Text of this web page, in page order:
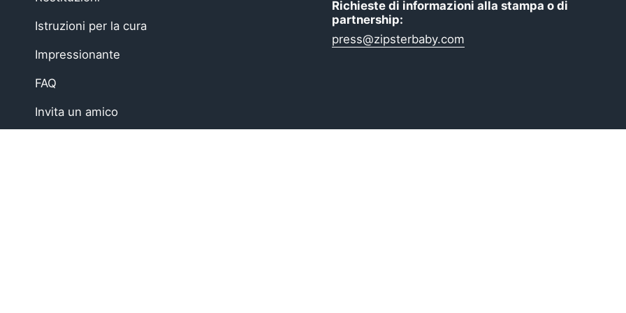
Istruzioni per la cura
Impressionante
FAQ
Invita un amico
Richieste di informazioni alla stampa o di
partnership:
press@zipsterbaby.com